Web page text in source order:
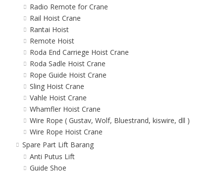
Radio Remote for Crane
Rail Hoist Crane
Rantai Hoist
Remote Hoist
Roda End Carriege Hoist Crane
Roda Sadle Hoist Crane
Rope Guide Hoist Crane
Sling Hoist Crane
Vahle Hoist Crane
Whamfler Hoist Crane
Wire Rope ( Gustav, Wolf, Bluestrand, kiswire, dll )
Wire Rope Hoist Crane
Spare Part Lift Barang
Anti Putus Lift
Guide Shoe